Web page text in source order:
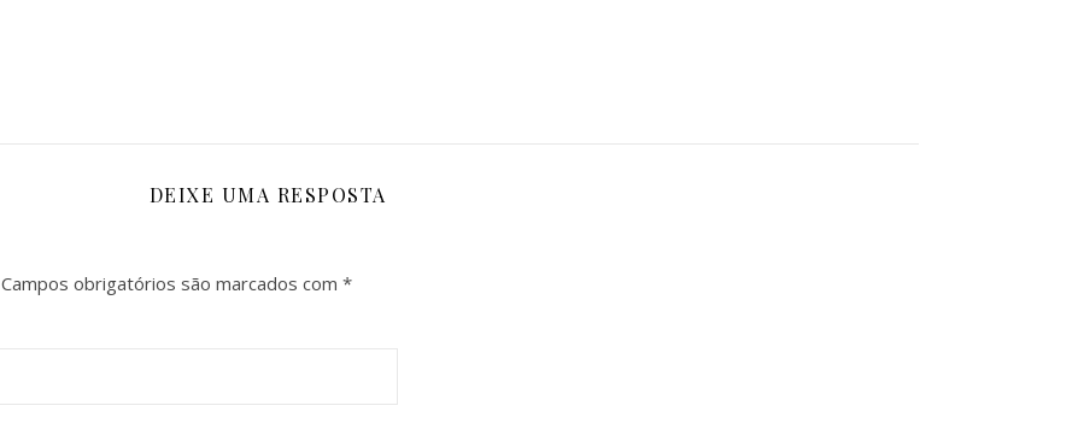
DEIXE UMA RESPOSTA
Campos obrigatórios são marcados com *